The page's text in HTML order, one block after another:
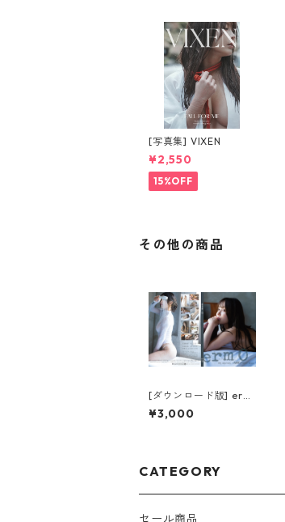
[写真集] VIXEN
¥2,550
15%OFF
その他の商品
[ダウンロード版] er
m...O [デジタル写真
集]
¥3,000
CATEGORY
セール商品